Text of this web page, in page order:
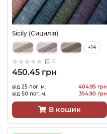
Sicily (Сицилія)
+14
0
450.45 грн
від 25 пог. м.
404.95 грн
від 50 пог. м.
354.90 грн
В кошик